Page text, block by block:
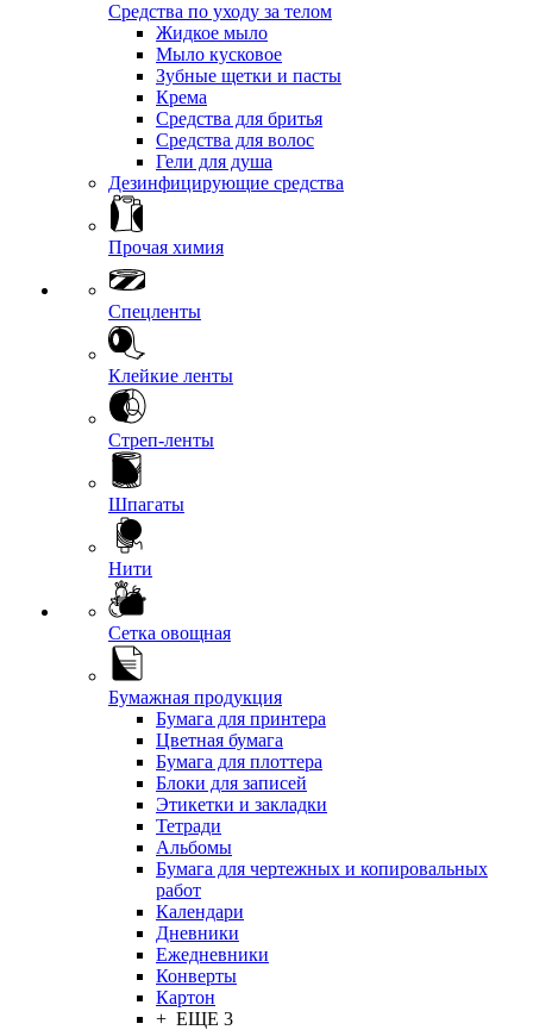
Средства по уходу за телом
Жидкое мыло
Мыло кусковое
Зубные щетки и пасты
Крема
Средства для бритья
Средства для волос
Гели для душа
Дезинфицирующие средства
Прочая химия
Спецленты
Клейкие ленты
Стреп-ленты
Шпагаты
Нити
Сетка овощная
Бумажная продукция
Бумага для принтера
Цветная бумага
Бумага для плоттера
Блоки для записей
Этикетки и закладки
Тетради
Альбомы
Бумага для чертежных и копировальных
работ
Календари
Дневники
Ежедневники
Конверты
Картон
+ ЕЩЕ 3